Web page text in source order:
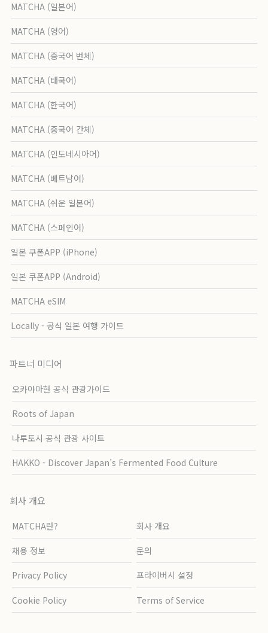
MATCHA (일본어)
MATCHA (영어)
MATCHA (중국어 번체)
MATCHA (태국어)
MATCHA (한국어)
MATCHA (중국어 간체)
MATCHA (인도네시아어)
MATCHA (베트남어)
MATCHA (쉬운 일본어)
MATCHA (스페인어)
일본 쿠폰APP (iPhone)
일본 쿠폰APP (Android)
MATCHA eSIM
Locally - 공식 일본 여행 가이드
파트너 미디어
오카야마현 공식 관광가이드
Roots of Japan
나루토시 공식 관광 사이트
HAKKO - Discover Japan’s Fermented Food Culture
회사 개요
MATCHA란? 회사 개요
채용 정보 문의
Privacy Policy 프라이버시 설정
Cookie Policy Terms of Service